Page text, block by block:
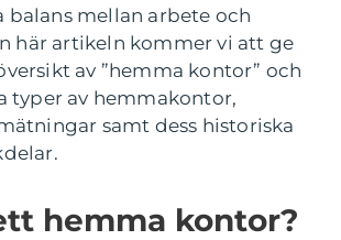
balans mellan arbete och
här artikeln kommer vi att ge
av ”hemma kontor” och
typer av hemmakontor,
samt dess historiska
hemma kontor?